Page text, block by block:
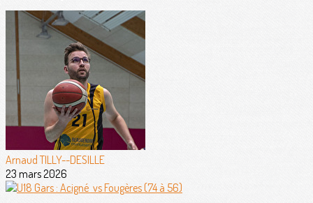
Arnaud TILLY--DESILLE
23 mars 2026